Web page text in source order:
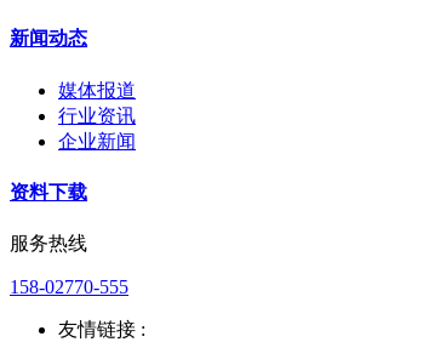
新闻动态
媒体报道
行业资讯
企业新闻
资料下载
服务热线
158-02770-555
友情链接 :